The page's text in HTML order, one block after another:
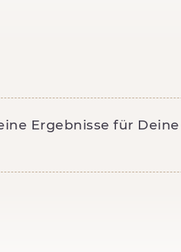
Ergebnisse für